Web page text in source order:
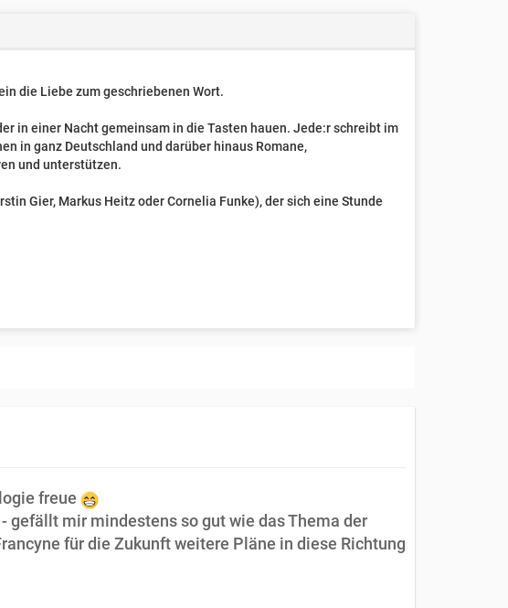
die Liebe zum geschriebenen Wort.
in einer Nacht gemeinsam in die Tasten hauen. Jede:r schreibt im
in ganz Deutschland und darüber hinaus Romane,
und unterstützen.
Gier, Markus Heitz oder Cornelia Funke), der sich eine Stunde
freue
gefällt mir mindestens so gut wie das Thema der
für die Zukunft weitere Pläne in diese Richtung